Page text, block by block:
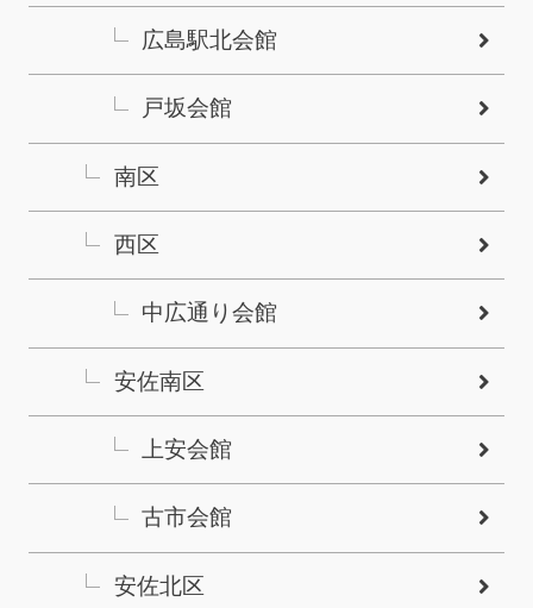
広島駅北会館
戸坂会館
南区
西区
中広通り会館
安佐南区
上安会館
古市会館
安佐北区